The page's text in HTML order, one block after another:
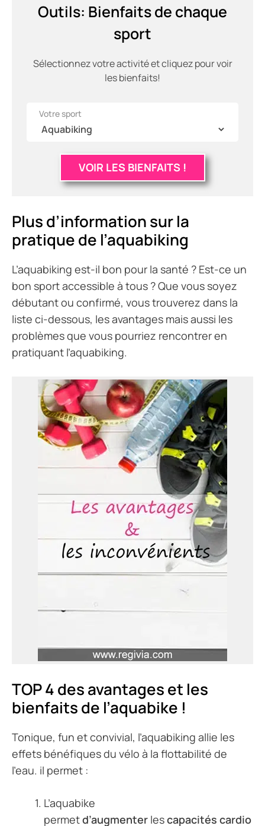
Outils: Bienfaits de chaque
sport
Sélectionnez votre activité et cliquez pour voir
les bienfaits!
Votre sport
VOIR LES BIENFAITS !
Plus d’information sur la
pratique de l’aquabiking
L’aquabiking est-il bon pour la santé ? Est-ce un
bon sport accessible à tous ? Que vous soyez
débutant ou confirmé, vous trouverez dans la
liste ci-dessous, les avantages mais aussi les
problèmes que vous pourriez rencontrer en
pratiquant l’aquabiking.
TOP 4 des avantages et les
bienfaits de l’aquabike !
Tonique, fun et convivial, l’aquabiking allie les
effets bénéfiques du vélo à la flottabilité de
l’eau. il permet :
L’aquabike
permetd’augmenter lescapacités cardio